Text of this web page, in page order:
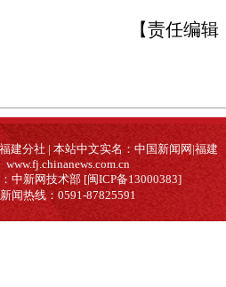
【责任编辑
建分社 | 本站中文实名：中国新闻网|福建
www.fj.chinanews.com.cn
中新网技术部 [闽ICP备13000383]
新闻热线：0591-87825591